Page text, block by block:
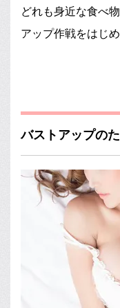
どれも身近な食べ
アップ作戦をはじ
バストアップの